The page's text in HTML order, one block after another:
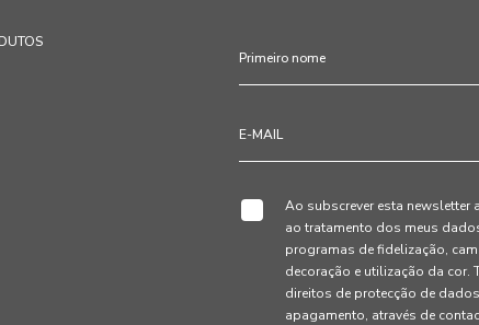
Ao subscrever esta newsletter
ao tratamento dos meus
programas de fidelização,
decoração e utilização da cor.
direitos de protecção de
apagamento, através de